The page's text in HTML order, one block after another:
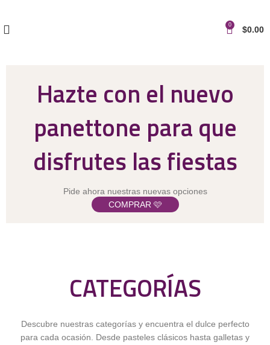
0 $0.00
Hazte con el nuevo
panettone para que
disfrutes las fiestas
Pide ahora nuestras nuevas opciones
COMPRAR 🩷
CATEGORÍAS
Descubre nuestras categorías y encuentra el dulce perfecto
para cada ocasión. Desde pasteles clásicos hasta galletas y